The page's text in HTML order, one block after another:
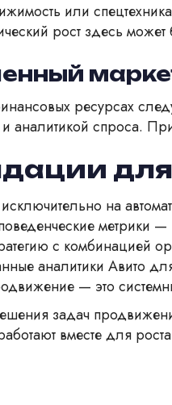
или
рост здесь
ресурсах
аналитикой спроса.
на
метрики
с комбинацией
аналитики Авито
— это
задач
вместе для